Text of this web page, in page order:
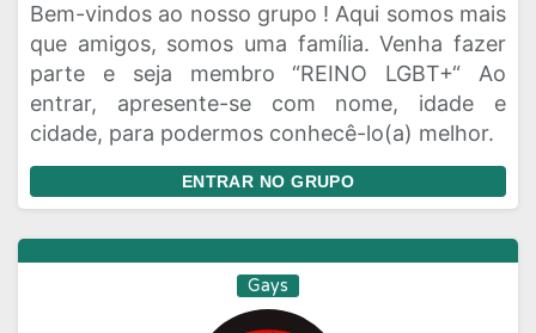
Bem-vindos ao nosso grupo ! Aqui somos mais
que amigos, somos uma família. Venha fazer
parte e seja membro “REINO LGBT+“ Ao
entrar, apresente-se com nome, idade e
cidade, para podermos conhecê-lo(a) melhor.
ENTRAR NO GRUPO
Gays